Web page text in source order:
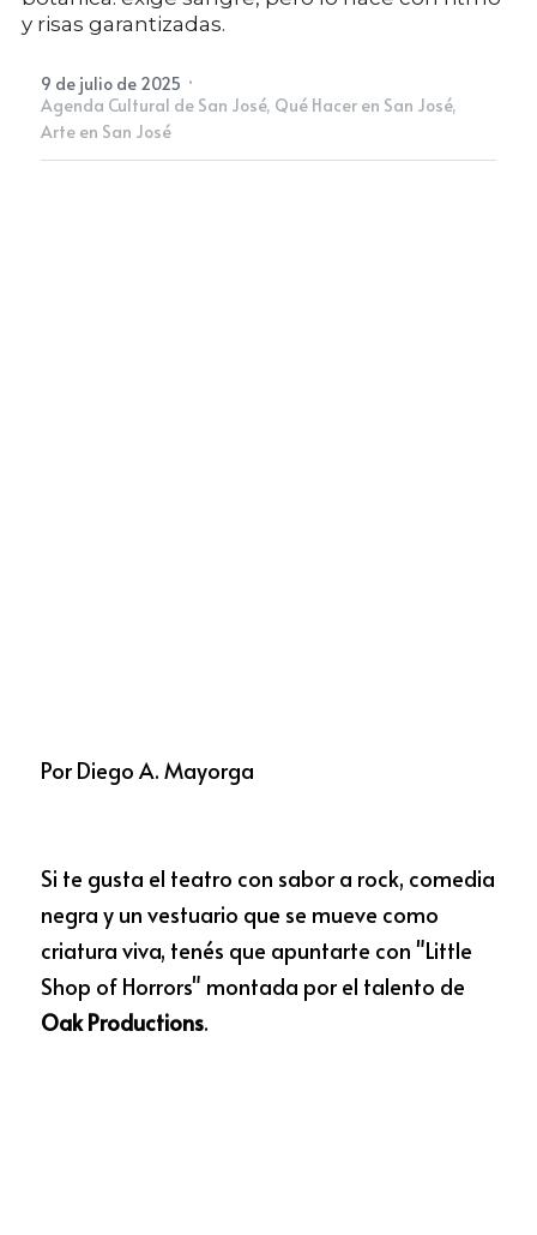
Newsletter
y risas garantizadas.
9 de julio de 2025 ·
Agenda Cultural de San José, Qué Hacer en San José,
Arte en San José
Por Diego A. Mayorga
Si te gusta el teatro con sabor a rock, comedia
negra y un vestuario que se mueve como
criatura viva, tenés que apuntarte con "Little
Oak Productions.